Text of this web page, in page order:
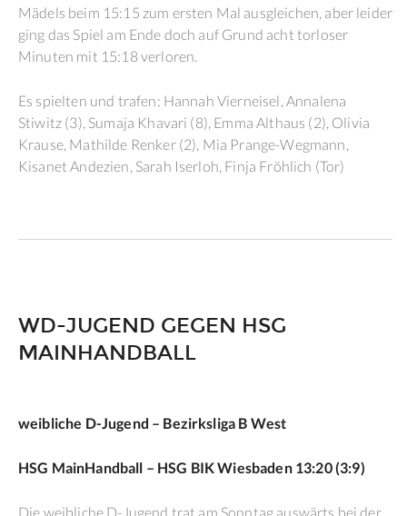
Mädels beim 15:15 zum ersten Mal ausgleichen, aber leider
ging das Spiel am Ende doch auf Grund acht torloser
Minuten mit 15:18 verloren.
Es spielten und trafen: Hannah Vierneisel, Annalena
Stiwitz (3), Sumaja Khavari (8), Emma Althaus (2), Olivia
Krause, Mathilde Renker (2), Mia Prange-Wegmann,
Kisanet Andezien, Sarah Iserloh, Finja Fröhlich (Tor)
WD-JUGEND GEGEN HSG
MAINHANDBALL
weibliche D-Jugend – Bezirksliga B West
HSG MainHandball – HSG BIK Wiesbaden 13:20 (3:9)
Die weibliche D-Jugend trat am Sonntag auswärts bei der